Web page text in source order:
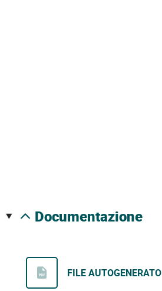
documentazione
FILE AUTOGENERATO